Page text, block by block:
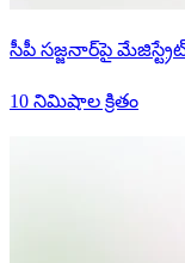
సీపీ సజ్జనార్‌పై
10 నిమిషాల క్రితం